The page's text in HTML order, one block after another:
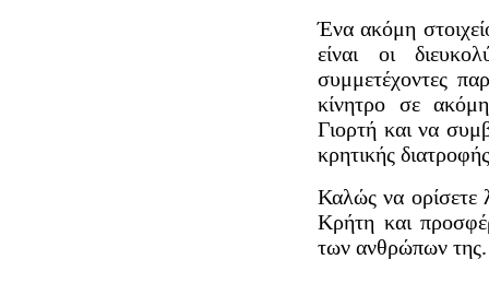
Ένα ακόμη
είναι οι
συμμετέχοντες
κίνητρο σε
Γιορτή και να
κρητικής
Καλώς να ορίσετε
Κρήτη και
των ανθρώπων της.